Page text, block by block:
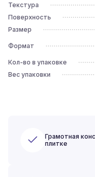
Текстура
Поверхность
Размер
Формат
Кол-во в упаковке
Вес упаковки
Грамотная
плитке